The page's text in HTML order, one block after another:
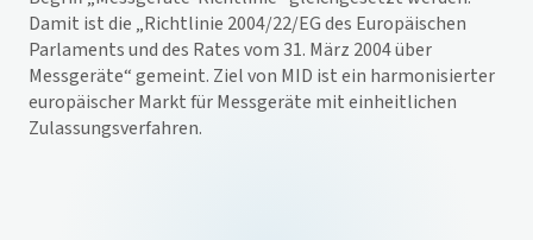
Damit ist die „Richtlinie 2004/22/EG des Europäischen
Parlaments und des Rates vom 31. März 2004 über
Messgeräte“ gemeint. Ziel von MID ist ein harmonisierter
europäischer Markt für Messgeräte mit einheitlichen
Zulassungsverfahren.